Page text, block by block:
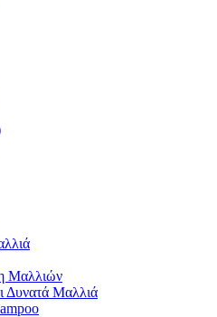
Μαλλιών
Δυνατά Μαλλιά